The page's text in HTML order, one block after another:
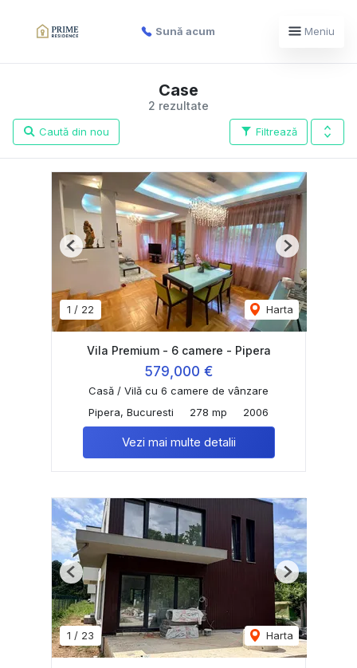
Sună acum Meniu
2 rezultate
Case
Filtrează
Caută din nou
1 / 22 Harta
Previous Next
Vila Premium - 6 camere - Pipera
579,000 €
Casă / Vilă cu 6 camere de vânzare
Pipera, Bucuresti
278 mp 2006
Vezi mai multe detalii
1 / 23 Harta
Previous Next